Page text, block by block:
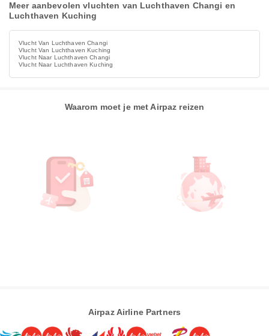
Meer aanbevolen vluchten van Luchthaven Changi en
Luchthaven Kuching
Vlucht Van Luchthaven Changi
Vlucht Van Luchthaven Kuching
Vlucht Naar Luchthaven Changi
Vlucht Naar Luchthaven Kuching
Waarom moet je met Airpaz reizen
Airpaz Airline Partners